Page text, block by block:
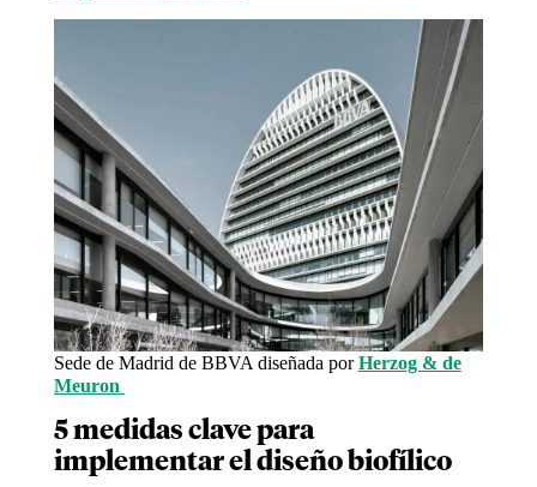
Sede de Madrid de BBVA diseñada porHerzog & de
Meuron
5 medidas clave para
implementar el diseño biofílico